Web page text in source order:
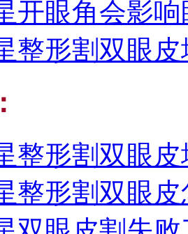
开眼角会影
整形割双眼
整形割双眼
整形割双眼